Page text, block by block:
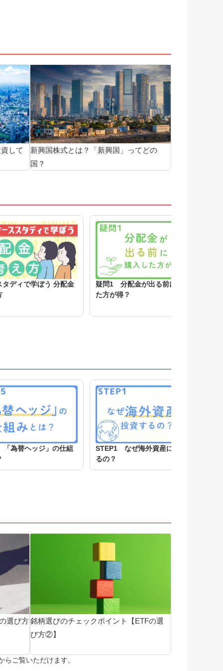
して
新興国株式とは？「新興国」ってどの
国？
タディで学ぼう 分配金
疑問1 分配金が出る前に購入し
た方が得？
為替ヘッジ」の仕組
STEP1 なぜ海外資産に投資す
るの？
選び方銘柄選びのチェックポイント【ETFの選
び方②】
ご覧いただけます。